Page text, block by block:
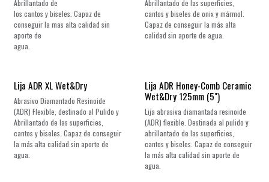
Abrillantado de
los cantos y biseles. Capaz de
conseguir la mas alta calidad sin
aporte de
agua.
Abrillantado de las superficies,
cantos y biseles de onix y mármol.
Capaz de conseguir la más alta
calidad sin aporte de agua.
Lija ADR XL Wet&Dry
Abrasivo Diamantado Resinoide
(ADR) Flexible, destinado al Pulido y
Abrillantado de las superficies,
cantos y biseles. Capaz de conseguir
la más alta calidad sin aporte de
agua.
Lija ADR Honey-Comb Ceramic
Wet&Dry 125mm (5")
Lija abrasiva diamantada resinoide
(ADR) flexible. Destinada al pulido y
abrillantado de las superficies,
cantos y biseles. Capaz de conseguir
la más alta calidad sin aporte de
agua.